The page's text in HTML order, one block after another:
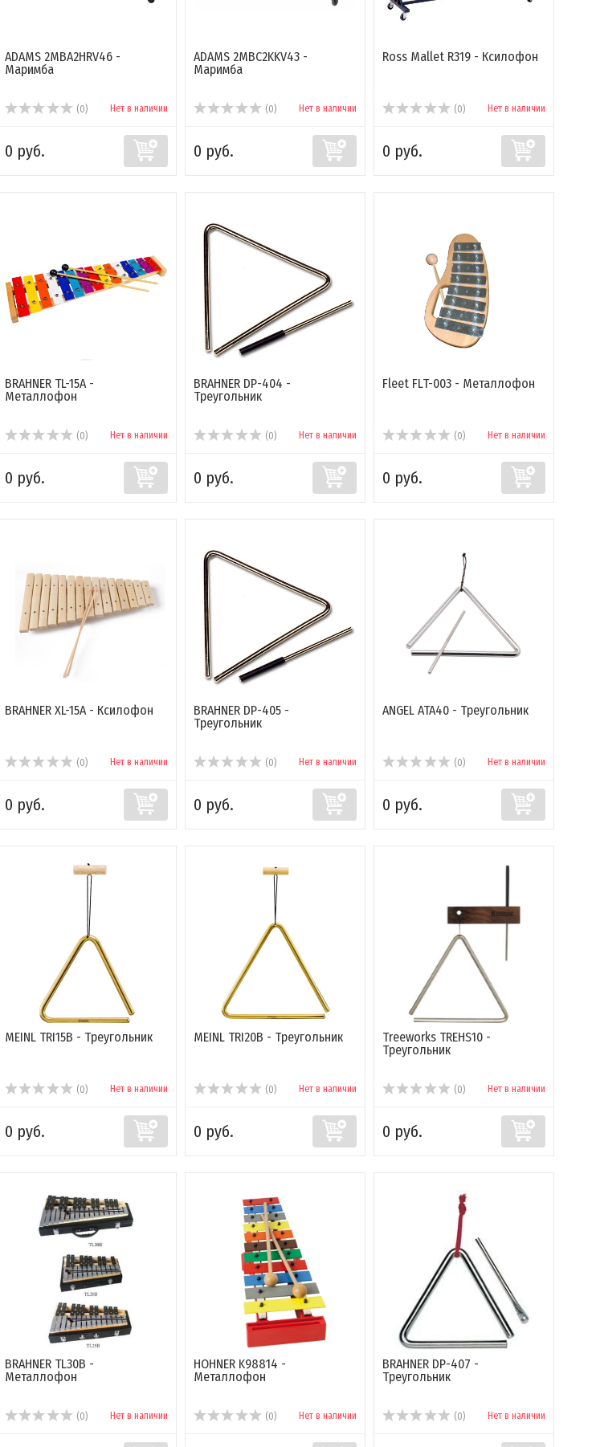
ADAMS 2MBA2HRV46 -
Маримба
(0) Нет в наличии
0 руб.
ADAMS 2MBС2KKV43 -
Маримба
(0) Нет в наличии
0 руб.
Ross Mallet R319 - Ксилофон
(0) Нет в наличии
0 руб.
BRAHNER TL-15A -
Металлофон
(0) Нет в наличии
0 руб.
BRAHNER DP-404 -
Треугольник
(0) Нет в наличии
0 руб.
Fleet FLT-003 - Металлофон
(0) Нет в наличии
0 руб.
BRAHNER XL-15A - Ксилофон
(0) Нет в наличии
0 руб.
BRAHNER DP-405 -
Треугольник
(0) Нет в наличии
0 руб.
ANGEL ATA40 - Треугольник
(0) Нет в наличии
0 руб.
MEINL TRI15B - Треугольник
(0) Нет в наличии
0 руб.
MEINL TRI20B - Треугольник
(0) Нет в наличии
0 руб.
Treeworks TREHS10 -
Треугольник
(0) Нет в наличии
0 руб.
BRAHNER TL30B -
Металлофон
(0) Нет в наличии
HOHNER K98814 -
Металлофон
(0) Нет в наличии
BRAHNER DP-407 -
Треугольник
(0) Нет в наличии